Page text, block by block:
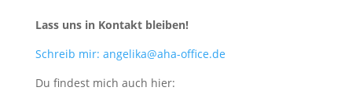
Lass uns in Kontakt bleiben!
Schreib mir: angelika@aha-office.de
Du findest mich auch hier: